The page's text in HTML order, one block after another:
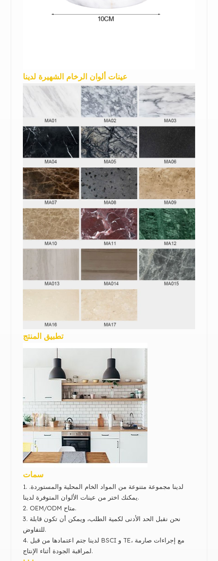
عينات ألوان الرخام الشهيرة لدينا
تطبيق المنتج
سمات
1. لدينا مجموعة متنوعة من المواد الخام المحلية والمستوردة.
يمكنكاختر من عينات الألوان المتوفرة لدينا.
2.
OEM/ODM متاح.
3. نحن نقبل الحد الأدنى لكمية الطلب، ويمكن أن تكون قابلة
للتفاوض.
4. لدينا جتم اعتمادها من قبل BSCI و TE، مع إجراءات صارمة
لمراقبة الجودة أثناء الإنتاج.